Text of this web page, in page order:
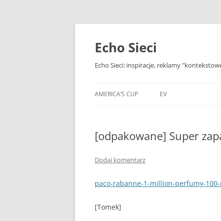
Przejdź
treści
Echo Sieci
Echo Sieci: inspiracje, reklamy
AMERICA’S CUP EV
[odpakowane] Super
Dodaj komentarz
paco-rabanne-1-million-perfumy-
[Tomek]